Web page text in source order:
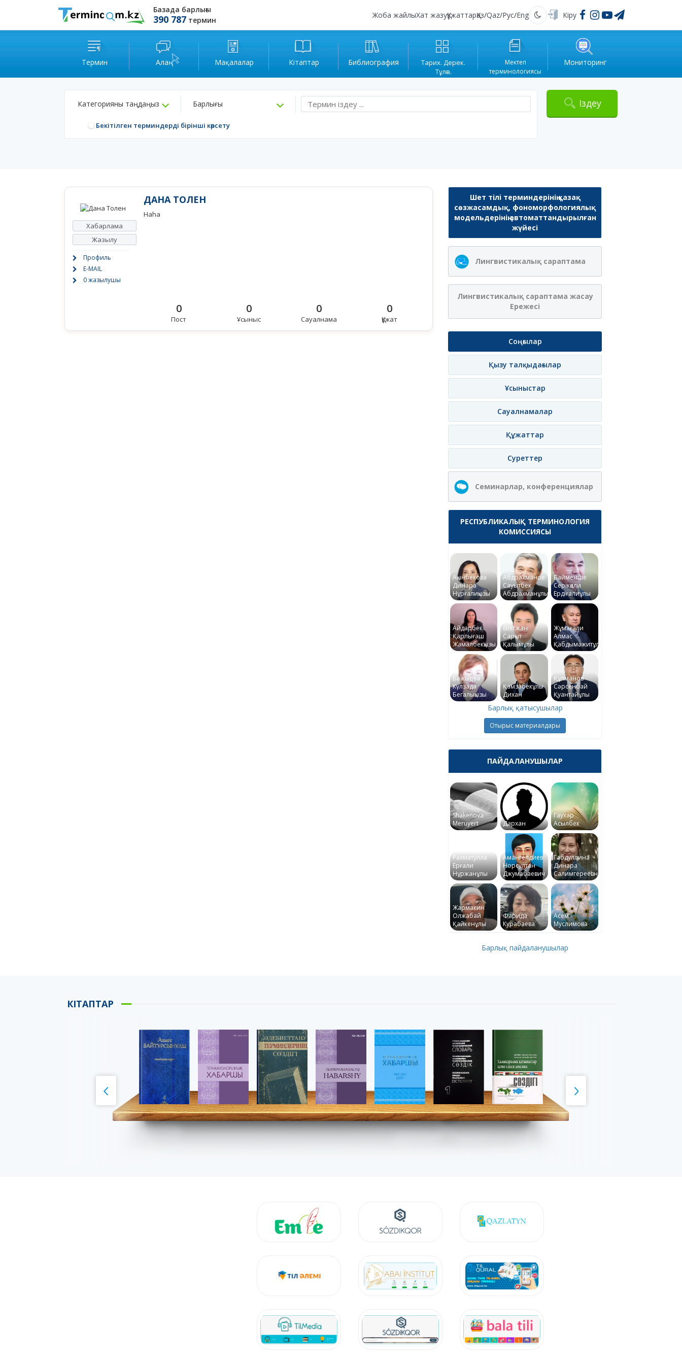
Базада барлығы
390 787 термин
Жоба жайлыХат жазуҚұжаттарҚаз/Qaz/Рус/Eng Қараңғы Кіру
Термин Алаң Мақалалар Кітаптар Библиография
Тарих. Дерек.
Тұлға.
Мектеп
терминологиясы
Мониторинг
Категорияны таңдаңыз Барлығы
Бекітілген терминдерді бірінші көрсету
Іздеу
Хабарлама
Жазылу
Профиль
E-MAIL
0 жазылушы
ДАНА ТОЛЕН
Haha
0
Пост
0
Ұсыныс
0
Сауалнама
0
Құжат
Шет тілі терминдерінің қазақ
сөзжасамдық, фономорфологиялық
модельдерінің автоматтандырылған
жүйесі
Лингвистикалық сараптама
Лингвистикалық сараптама жасау
Ережесі
Соңғылар
Қызу талқыдағылар
Ұсыныстар
Сауалнамалар
Құжаттар
Суреттер
Семинарлар, конференциялар
РЕСПУБЛИКАЛЫҚ ТЕРМИНОЛОГИЯ
КОМИССИЯСЫ
Ақынбекова
Динара
Нұрғалиқызы
Абдрахманов
Сауытбек
Абдрахманұлы
Байменше
Серікқали
Ердіғалиұлы
Айдарбек
Қарлығаш
Жамалбекқызы
Әлісжан
Сарқыт
Қалымұлы
Жұмағали
Алмас
Қабдымәжитұлы
Бажықова
Күлзада
Бегалықызы
Қамзабекұлы
Дихан
Құлманов
Сәрсенбай
Қуантайұлы
Барлық қатысушылар
Отырыс материалдары
ПАЙДАЛАНУШЫЛАР
Shakenova
Meruyert
Дархан
Гаухар
Асылбек
Рахматулла
Ерғали
Нұржанұлы
Амангелдиев
Норсултан
Джумабаевич
Габдуллина
Динара
Салимгереевна
Жармакин
Олжабай
Қайкенұлы
Фарида
Курабаева
Асем
Муслимова
Барлық пайдаланушылар
КІТАПТАР